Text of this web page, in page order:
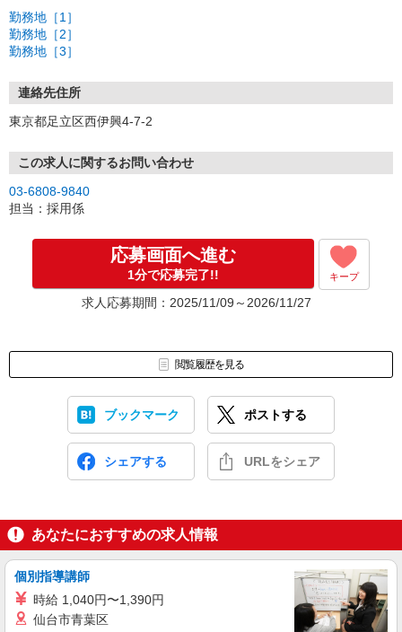
面接時には履歴書（写真貼付）をお持ちください。
★面接地はご自宅から最寄の各勤務地で行います。
随時、ご相談ください！
勤務地［1］
勤務地［2］
勤務地［3］
連絡先住所
東京都足立区西伊興4-7-2
この求人に関するお問い合わせ
03-6808-9840
担当：採用係
応募画面へ進む
1分で応募完了!! キープ
求人応募期間：2025/11/09～2026/11/27
閲覧履歴を見る
ブックマーク ポストする
シェアする URLをシェア
あなたにおすすめの求人情報
個別指導講師
時給 1,040円〜1,390円
仙台市青葉区